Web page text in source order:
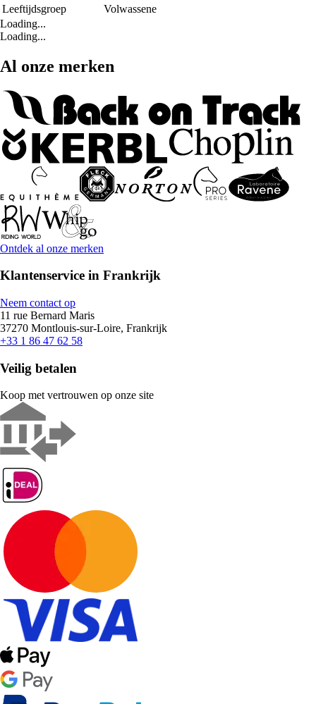
Leeftijdsgroep
Volwassene
Loading...
Loading...
Al onze merken
Ontdek al onze merken
Klantenservice in Frankrijk
Neem contact op
11 rue Bernard Maris
37270 Montlouis-sur-Loire, Frankrijk
+33 1 86 47 62 58
Veilig betalen
Koop met vertrouwen op onze site